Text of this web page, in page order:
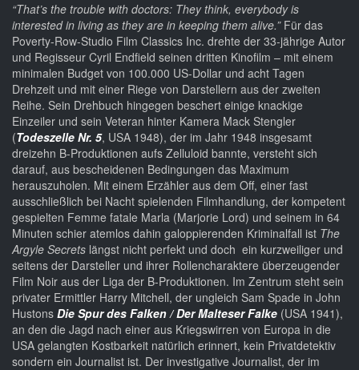
“That’s the trouble with doctors: They think, everybody is
interested in living as they are in keeping them alive.”Für das
Poverty-Row-Studio Film Classics Inc. drehte der 33-jährige Autor
und Regisseur Cyril Endfield seinen dritten Kinofilm – mit einem
minimalen Budget von 100.000 US-Dollar und acht Tagen
Drehzeit und mit einer Riege von Darstellern aus der zweiten
Reihe. Sein Drehbuch hingegen beschert einige knackige
Einzeiler und sein Veteran hinter Kamera Mack Stengler
(Todeszelle Nr. 5, USA 1948), der im Jahr 1948 insgesamt
dreizehn B-Produktionen aufs Zelluloid bannte, versteht sich
darauf, aus bescheidenen Bedingungen das Maximum
herauszuholen. Mit einem Erzähler aus dem Off, einer fast
ausschließlich bei Nacht spielenden Filmhandlung, der kompetent
gespielten Femme fatale Marla (Marjorie Lord) und seinem in 64
Minuten schier atemlos dahin galoppierenden Kriminalfall ist The
Argyle Secrets längst nicht perfekt und doch ein kurzweiliger und
seitens der Darsteller und ihrer Rollencharaktere überzeugender
Film Noir aus der Liga der B-Produktionen. Im Zentrum steht sein
privater Ermittler Harry Mitchell, der ungleich Sam Spade in John
Hustons Die Spur des Falken / Der Malteser Falke (USA 1941),
an den die Jagd nach einer aus Kriegswirren von Europa in die
USA gelangten Kostbarkeit natürlich erinnert, kein Privatdetektiv
sondern ein Journalist ist. Der investigative Journalist, der im